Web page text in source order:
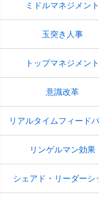
ミドルマネジメント
玉突き人事
トップマネジメント
意識改革
リアルタイムフィード
リンゲルマン効果
シェアド・リーダーシ